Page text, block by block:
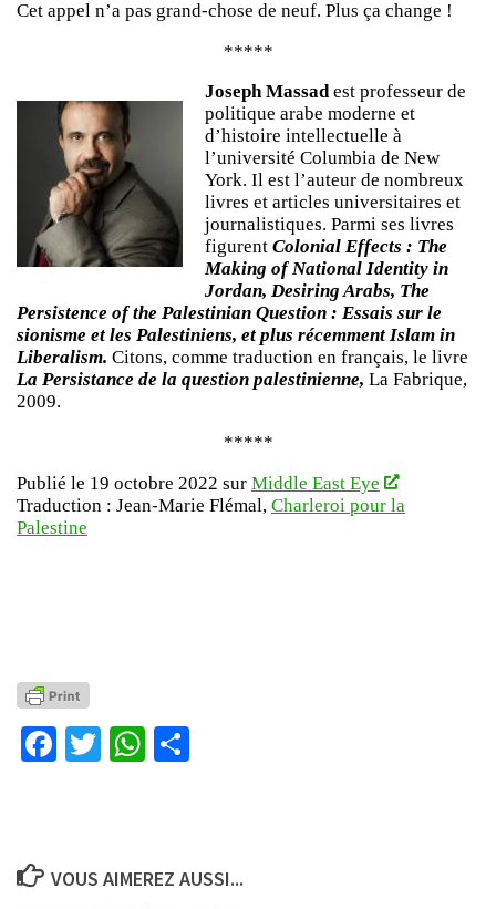
Cet appel n’a pas grand-chose de neuf. Plus ça change !
*****
Joseph Massadest professeur de
politique arabe moderne et
d’histoire intellectuelle à
l’université Columbia de New
York. Il est l’auteur de nombreux
livres et articles universitaires et
journalistiques. Parmi ses livres
figurent Colonial Effects : The
Making of National Identity in
Jordan, Desiring Arabs, The
Persistence of the Palestinian Question : Essais sur le
sionisme et les Palestiniens, et plus récemment Islam in
Liberalism. Citons, comme traduction en français, le livre
La Persistance de la question palestinienne, La Fabrique,
2009.
*****
Publié le 19 octobre 2022 sur Middle East Eye
Traduction : Jean-Marie Flémal, Charleroi pour la
Palestine
Facebook
TwitterWhatsApp
VOUS AIMEREZ AUSSI...